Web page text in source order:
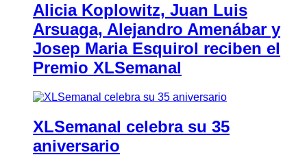
Alicia Koplowitz, Juan Luis
Arsuaga, Alejandro Amenábar y
Josep Maria Esquirol reciben el
Premio XLSemanal
XLSemanal celebra su 35
aniversario